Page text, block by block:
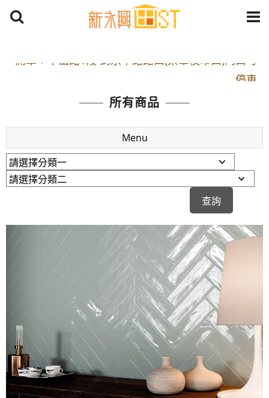
停車
捷運： 中和線【頂溪站 2 號出口】往中山路1段139
原Line已滿 無法加Line好友 請親愛的客戶加入
LINE官方帳號@a0975005573
開車：中山路1段 到永平路路口(樂華夜市口)門口可
停車
捷運： 中和線【頂溪站 2 號出口】往中山路1段139
號約10分鐘
原Line已滿 無法加Line好友 請親愛的客戶加入
LINE官方帳號@a0975005573
所有商品
Menu